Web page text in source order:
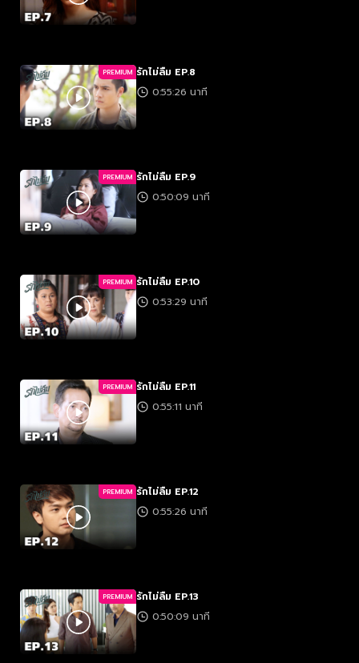
PREMIUM รักไม่ลืม EP.8
0:55:26 นาที
PREMIUM รักไม่ลืม EP.9
0:50:09 นาที
PREMIUM รักไม่ลืม EP.10
0:53:29 นาที
PREMIUM รักไม่ลืม EP.11
0:55:11 นาที
PREMIUM รักไม่ลืม EP.12
0:55:26 นาที
PREMIUM รักไม่ลืม EP.13
0:50:09 นาที